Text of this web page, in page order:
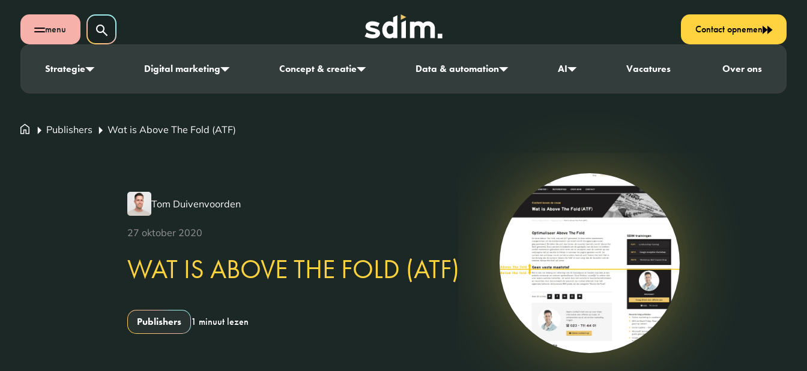
Navigatie overslaan
Open mobiel menu
menu Zoeken op website
Zoeken
Strategie Digital marketing Concept & creatie Data & automation AI Vacatures Over ons
Contact opnemen
Publishers Wat is Above The Fold (ATF)
Tom Duivenvoorden
27 oktober 2020
WAT IS ABOVE THE FOLD (ATF)
Publishers 1 minuut lezen